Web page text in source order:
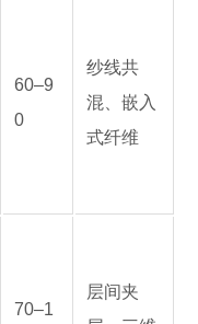
60–9
0
纱线共
混、嵌入
式纤维
70–1
层间夹